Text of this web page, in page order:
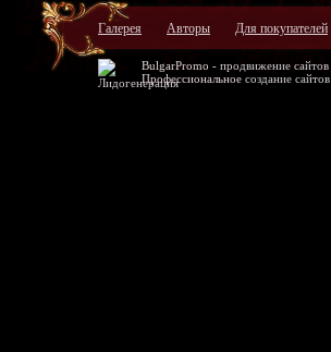
Галерея Авторы Для покупателей
BulgarPromo - продвижение сайтов
Профессиональное создание сайтов